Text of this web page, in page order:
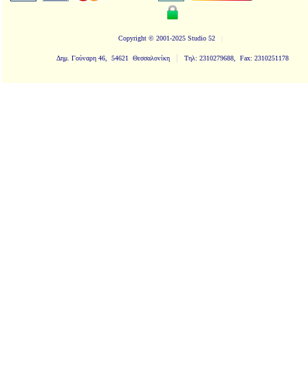
Copyright© 2001-2025 Studio 52
Δημ. Γούναρη 46, 54621 Θεσσαλονίκη | Τηλ: 2310279688, Fax: 2310251178